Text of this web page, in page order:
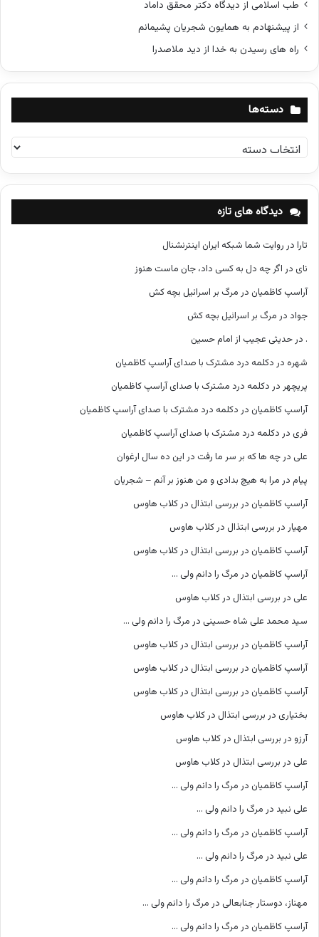
طب اسلامی از دیدگاه دکتر محقق داماد
از پیشنهادم به همایون شجریان پشیمانم
راه های رسیدن به خدا از دید ملاصدرا
دسته‌ها
د
س
ت
ه‌
ه
دیدگاه های تازه
تارا در روایت شما شبکه ایران اینترنشنال
نای در اگر چه دل به کسی داد، جان ماست هنوز
آراسپ کاظمیان در مرگ بر اسرائیل بچه کش
جواد در مرگ بر اسرائیل بچه کش
. در حدیثی عجیب از امام حسین
شهره در دکلمه درد مشترک با صدای آراسپ کاظمیان
پریچهر در دکلمه درد مشترک با صدای آراسپ کاظمیان
آراسپ کاظمیان در دکلمه درد مشترک با صدای آراسپ کاظمیان
فری در دکلمه درد مشترک با صدای آراسپ کاظمیان
علی در چه ها که بر سر ما رفت در این ده سال ارغوان
پیام در مرا به هیچ بدادی و من هنوز بر آنم – شجریان
آراسپ کاظمیان در بررسی ابتذال در کلاب هاوس
مهیار در بررسی ابتذال در کلاب هاوس
آراسپ کاظمیان در بررسی ابتذال در کلاب هاوس
آراسپ کاظمیان در مرگ را دانم ولی …
علی در بررسی ابتذال در کلاب هاوس
سید محمد علی شاه حسینی در مرگ را دانم ولی …
آراسپ کاظمیان در بررسی ابتذال در کلاب هاوس
آراسپ کاظمیان در بررسی ابتذال در کلاب هاوس
آراسپ کاظمیان در بررسی ابتذال در کلاب هاوس
بختیاری در بررسی ابتذال در کلاب هاوس
آرزو در بررسی ابتذال در کلاب هاوس
علی در بررسی ابتذال در کلاب هاوس
آراسپ کاظمیان در مرگ را دانم ولی …
علی نبید در مرگ را دانم ولی …
آراسپ کاظمیان در مرگ را دانم ولی …
علی نبید در مرگ را دانم ولی …
آراسپ کاظمیان در مرگ را دانم ولی …
مهناز، دوستار جنابعالی در مرگ را دانم ولی …
آراسپ کاظمیان در مرگ را دانم ولی …